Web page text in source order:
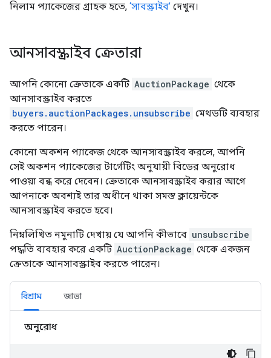
নিলাম প্যাকেজের গ্রাহক হতে, ‘সাবস্ক্রাইব’ দেখুন।
আনসাবস্ক্রাইব ক্রেতারা
আপনি কোনো ক্রেতাকে একটি AuctionPackage থেকে
আনসাবস্ক্রাইব করতে
buyers.auctionPackages.unsubscribe মেথডটি ব্যবহার
করতে পারেন।
কোনো অকশন প্যাকেজ থেকে আনসাবস্ক্রাইব করলে, আপনি
সেই অকশন প্যাকেজের টার্গেটিং অনুযায়ী বিডের অনুরোধ
পাওয়া বন্ধ করে দেবেন। ক্রেতাকে আনসাবস্ক্রাইব করার আগে
আপনাকে অবশ্যই তার অধীনে থাকা সমস্ত ক্লায়েন্টকে
আনসাবস্ক্রাইব করতে হবে।
নিম্নলিখিত নমুনাটি দেখায় যে আপনি কীভাবে unsubscribe
পদ্ধতি ব্যবহার করে একটি AuctionPackage থেকে একজন
ক্রেতাকে আনসাবস্ক্রাইব করতে পারেন।
বিশ্রাম জাভা
অনুরোধ